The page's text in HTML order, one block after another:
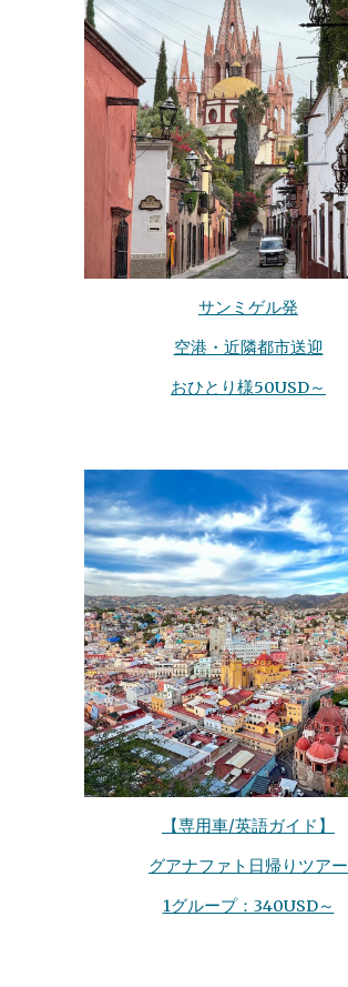
サンミゲル発
空港・近隣都市送迎
おひとり様50USD～
【専用車/英語ガイド】
グアナファト日帰りツアー
1グループ：340USD～